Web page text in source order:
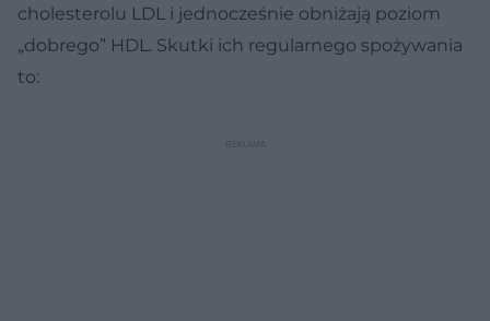
cholesterolu LDL i jednocześnie obniżają poziom
„dobrego” HDL. Skutki ich regularnego spożywania
to: